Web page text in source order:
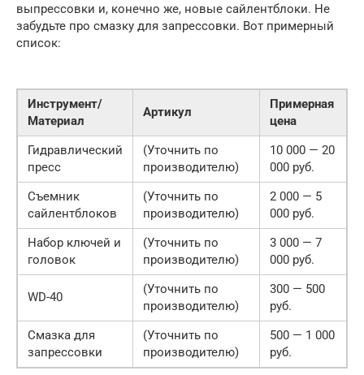
выпрессовки и, конечно же, новые сайлентблоки. Не
забудьте про смазку для запрессовки. Вот примерный
список:
Инструмент/
Материал
Артикул
Примерная
цена
Гидравлический
пресс
(Уточнить по
производителю)
10 000 — 20
000 руб.
Съемник
сайлентблоков
(Уточнить по
производителю)
2 000 — 5
000 руб.
Набор ключей и
головок
(Уточнить по
производителю)
3 000 — 7
000 руб.
WD-40
(Уточнить по
производителю)
300 — 500
руб.
Смазка для
запрессовки
(Уточнить по
производителю)
500 — 1 000
руб.